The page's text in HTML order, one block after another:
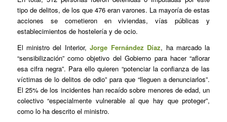
tipo de delitos, de los que 476 eran varones. La mayoría de estas
acciones se cometieron en viviendas, vías públicas y
establecimientos de hostelería y de ocio.
El ministro del Interior,Jorge Fernández Díaz, ha marcado la
“sensibilización” como objetivo del Gobierno para hacer “aflorar
esa cifra negra”. Para ello quieren “potenciar la confianza de las
víctimas de lo delitos de odio” para que “lleguen a denunciarlos”.
El 25% de los incidentes han recaído sobre menores de edad, un
colectivo “especialmente vulnerable al que hay que proteger”,
como lo ha descrito el ministro.